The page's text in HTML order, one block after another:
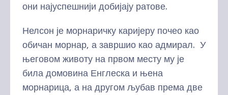
они најуспешнији добијају ратове.
Нелсон је морнаричку каријеру почео као
обичан морнар, а завршио као адмирал. У
његовом животу на првом месту му је
била домовина Енглеска и њена
морнарица, а на другом љубав према две